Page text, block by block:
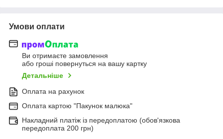
Умови оплати
Ви отримаєте замовлення
або гроші повернуться на вашу картку
Детальніше
Оплата на рахунок
Оплата картою "Пакунок малюка"
Накладний платіж із передоплатою (обов'язкова
передоплата 200 грн)